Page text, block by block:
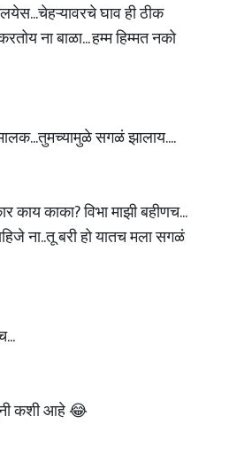
घाव ही ठीक
ना बाळा... हम्म हिम्मत नको
सगळं झालाय....
काय काका? विभा माझी बहीणच...
ना..तू बरी हो यातच मला सगळं
कशी आहे 😂